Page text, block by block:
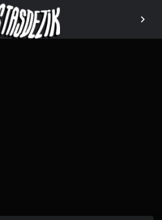
chevron_right